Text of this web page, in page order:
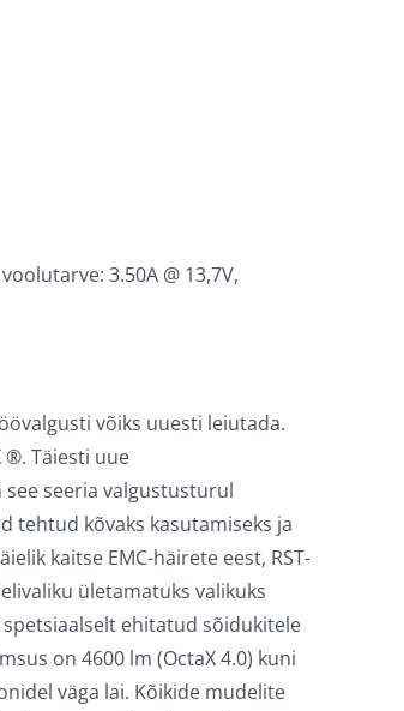
3.50A @ 13,7V,
võiks uuesti leiutada.
®. Täiesti uue
seeria valgustusturul
tehtud kõvaks kasutamiseks ja
kaitse EMC-häirete eest, RST-
ületamatuks valikuks
ehitatud sõidukitele
on 4600 lm (OctaX 4.0) kuni
väga lai. Kõikide mudelite